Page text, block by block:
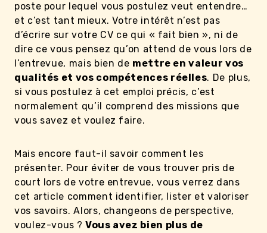
poste pour lequel vous postulez veut entendre…
et c’est tant mieux. Votre intérêt n’est pas
d’écrire sur votre CV ce qui « fait bien », ni de
dire ce vous pensez qu’on attend de vous lors de
l’entrevue, mais bien de mettre en valeur vos
qualités et vos compétences réelles. De plus,
si vous postulez à cet emploi précis, c’est
normalement qu’il comprend des missions que
vous savez et voulez faire.
Mais encore faut-il savoir comment les
présenter. Pour éviter de vous trouver pris de
court lors de votre entrevue, vous verrez dans
cet article comment identifier, lister et valoriser
vos savoirs. Alors, changeons de perspective,
voulez-vous ? Vous avez bien plus de